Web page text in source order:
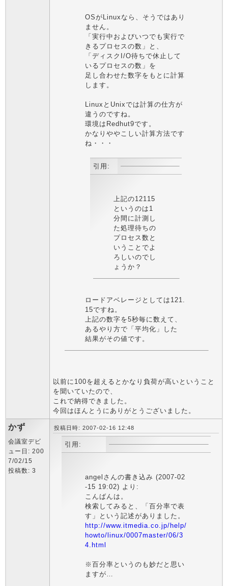
OSがLinuxなら、そうではあり
ません。
「実行中およびいつでも実行で
きるプロセスの数」と、
「ディスクI/O待ちで休止して
いるプロセスの数」を
足し合わせた数字をもとに計算
します。
LinuxとUnixでは計算の仕方が
違うのですね。
環境はRedhut9です。
かなりややこしい計算方法です
ね・・・
引用:
上記の12115
というのは1
分間に計測し
た処理待ちの
プロセス数と
いうことでよ
ろしいのでし
ょうか？
ロードアベレージとしては121.
15ですね。
上記の数字を5秒毎に数えて、
あるやり方で「平均化」した
結果がその値です。
以前に100を超えるとかなり負荷が高いということ
を聞いていたので、
これで納得できました。
今回はほんとうにありがとうございました。
かず
会議室デビ
ュー日: 200
7/02/15
投稿数: 3
投稿日時: 2007-02-16 12:48
引用:
angelさんの書き込み (2007-02
-15 19:02) より:
こんばんは。
検索してみると、「百分率で表
す」という記述がありました。
http://www.itmedia.co.jp/help/
howto/linux/0007master/06/3
4.html
※百分率というのも妙だと思い
ますが…